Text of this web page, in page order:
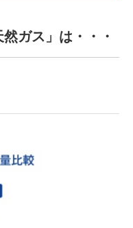
ガス」は・・・